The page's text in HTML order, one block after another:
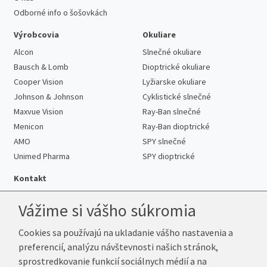
Odborné info o šošovkách
Výrobcovia
Alcon
Bausch & Lomb
Cooper Vision
Johnson & Johnson
Maxvue Vision
Menicon
AMO
Unimed Pharma
Okuliare
Slnečné okuliare
Dioptrické okuliare
Lyžiarske okuliare
Cyklistické slnečné
Ray-Ban slnečné
Ray-Ban dioptrické
SPY slnečné
SPY dioptrické
Kontakt
Telefón:+421 222 205 863
E-mail:info@k-sosovky.sk
Vážime si vášho súkromia
Cookies sa používajú na ukladanie vášho nastavenia a
preferencií, analýzu návštevnosti našich stránok,
sprostredkovanie funkcií sociálnych médií a na